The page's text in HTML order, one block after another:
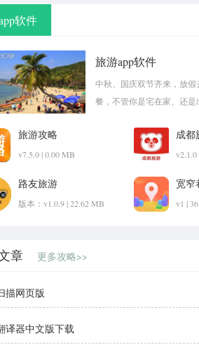
软件
旅游app软件
中秋、国庆双节齐来，放
餐，不管你是宅在家、还是
旅游攻略
v7.5.0 | 0.00 MB
成都
v2.1.0
路友旅游
版本：v1.0.9 | 22.62 MB
宽窄
v1 |
章 更多攻略>>
描网页版
译器中文版下载